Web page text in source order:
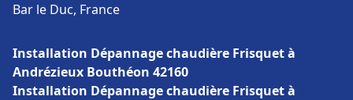
Bar le Duc, France
Installation Dépannage chaudière Frisquet à
Andrézieux Bouthéon 42160
Installation Dépannage chaudière Frisquet à